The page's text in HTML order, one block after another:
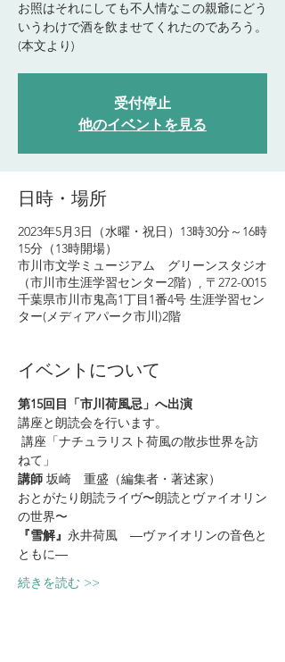
お照はそれにしても不人情なこの親爺にどう
いうわけで酒を飲ませてくれたのであろう。
(本文より)
受付停止
他のイベントを見る
日時・場所
2023年5月3日（水曜・祝日）13時30分～16時
15分（13時開場）
市川市文学ミュージアム グリーンスタジオ
（市川市生涯学習センター2階）, 〒272-0015
千葉県市川市鬼高1丁目1番4号 生涯学習セン
ター(メディアパーク市川)2階
イベントについて
第15回目「市川荷風忌」へ出演
講座と朗読会を行います。
講座「ナチュラリスト荷風の散歩世界を訪
ねて」
講師 坂崎　重盛（編集者・著述家）
おとがたり朗読ライヴ〜朗読とヴァイオリン
の世界〜
『雪解』 永井荷風　―ヴァイオリンの音色と
ともに―
続きを読む >>